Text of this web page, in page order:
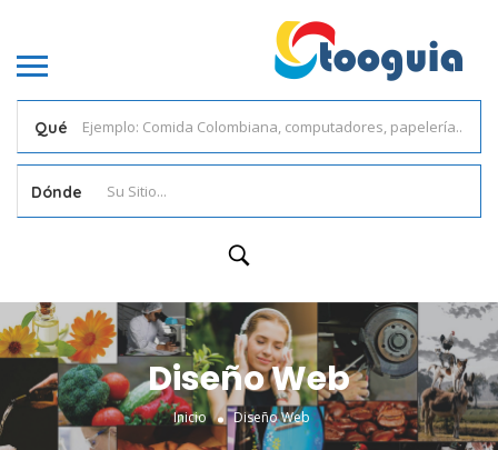
Qué
Dónde
Diseño Web
Inicio Diseño Web